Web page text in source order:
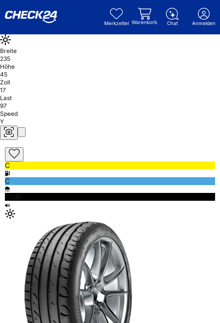
Merkzettel Warenkorb Chat Anmelden
Breite
235
Höhe
45
Zoll
17
Last
97
Speed
Y
C
C
72db